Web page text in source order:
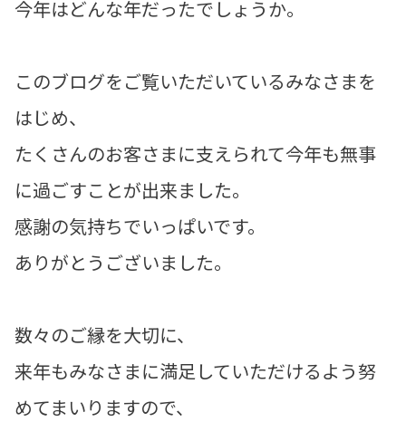
今年はどんな年だったでしょうか。
このブログをご覧いただいているみなさまを
はじめ、
たくさんのお客さまに支えられて今年も無事
に過ごすことが出来ました。
感謝の気持ちでいっぱいです。
ありがとうございました。
数々のご縁を大切に、
来年もみなさまに満足していただけるよう努
めてまいりますので、